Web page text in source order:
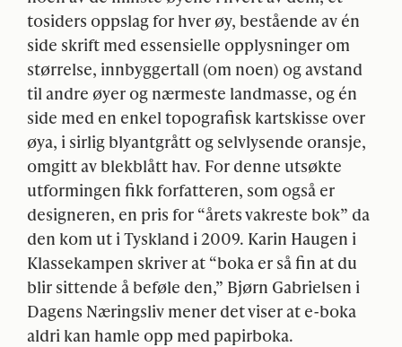
tosiders oppslag for hver øy, bestående av én
side skrift med essensielle opplysninger om
størrelse, innbyggertall (om noen) og avstand
til andre øyer og nærmeste landmasse, og én
side med en enkel topografisk kartskisse over
øya, i sirlig blyantgrått og selvlysende oransje,
omgitt av blekblått hav. For denne utsøkte
utformingen fikk forfatteren, som også er
designeren, en pris for “årets vakreste bok” da
den kom ut i Tyskland i 2009. Karin Haugen i
Klassekampen skriver at “boka er så fin at du
blir sittende å beføle den,” Bjørn Gabrielsen i
Dagens Næringsliv mener det viser at e-boka
aldri kan hamle opp med papirboka.